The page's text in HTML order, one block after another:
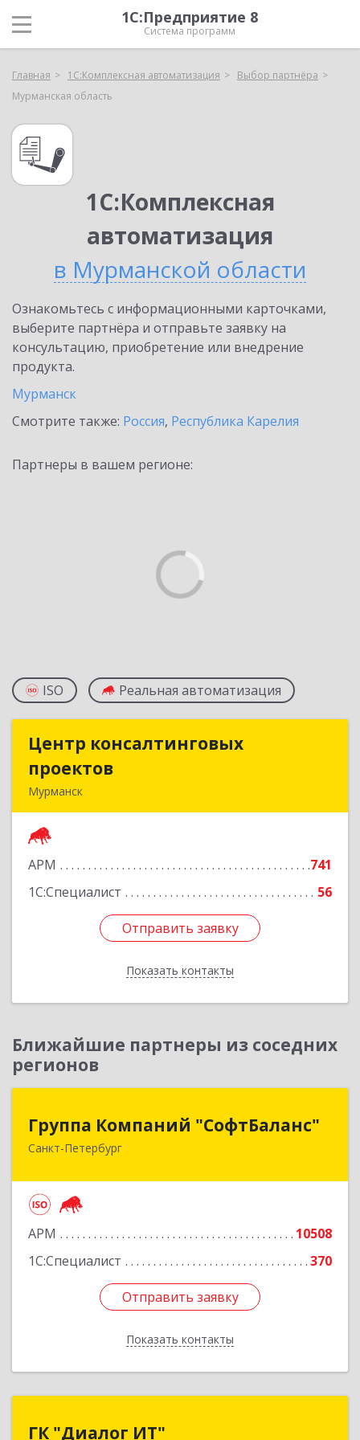
1С:Предприятие 8
Система программ
Главная 1С:Комплексная автоматизация
Выбор партнёра
Мурманская область
1С:Комплексная
автоматизация
в Мурманской области
Ознакомьтесь с информационными карточками,
выберите партнёра и отправьте заявку на
консультацию, приобретение или внедрение
продукта.
Мурманск
Смотрите также: Россия, Республика Карелия
Партнеры в вашем регионе:
ISO Реальная автоматизация
Центр консалтинговых
проектов
Мурманск
АРМ
741
1С:Специалист
56
Отправить заявку
Показать контакты
Центр консалтинговых
Подробнее
Отправить заявку
Назад
Ближайшие партнеры из соседних
регионов
Группа Компаний "СофтБаланс"
Санкт-Петербург
АРМ
10508
1С:Специалист
370
Отправить заявку
Показать контакты
Группа Компаний "СофтБаланс"
195112, Санкт-Петербург г, Заневский пр-кт,
Отправить заявку
Назад
ГК "Диалог ИТ"